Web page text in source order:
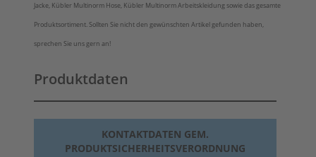
Jacke, Kübler Multinorm Hose, Kübler Multinorm Arbeitskleidung sowie das gesamte
Produktsortiment. Sollten Sie nicht den gewünschten Artikel gefunden haben,
sprechen Sie uns gern an!
Produktdaten
KONTAKTDATEN GEM.
PRODUKTSICHERHEITSVERORDNUNG